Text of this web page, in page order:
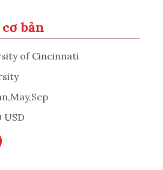
bản
of Cincinnati
USD